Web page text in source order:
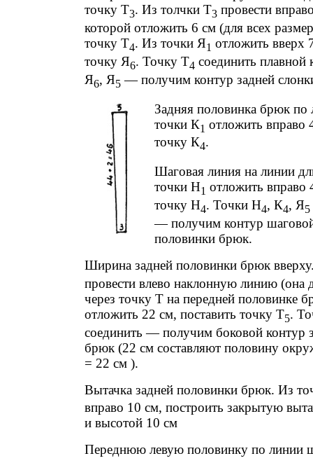
точку Т3. Из толчки Т3 провести
которой отложить 6 см (для всех
точку Т4. Из точки Я1 отложить вверх
точку Я6. Точку Т4 соединить плавной
Я6, Я5 — получим контур задней
Задняя половинка брюк по
точки К1 отложить вправо
точку К4.
Шаговая линия на линии
точки Н1 отложить вправо
точку Н4. Точки Н4, К4, Я5
— получим контур
половинки брюк.
Ширина задней половинки брюк
провести влево наклонную линию (она
через точку Т на передней половинке
отложить 22 см, поставить точку Т5.
соединить — получим боковой контур
брюк (22 см составляют половину
= 22 см ).
Вытачка задней половинки брюк. Из
вправо 10 см, построить закрытую
и высотой 10 см
Переднюю левую половинку по линии